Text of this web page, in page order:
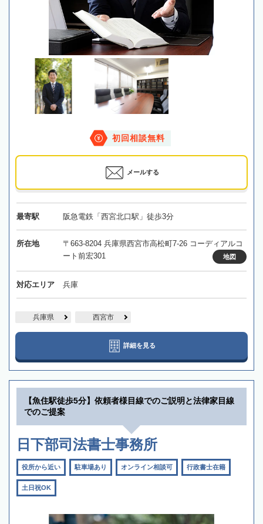
初回相談無料
メールする
最寄駅 阪急電鉄「西宮北口駅」徒歩3分
所在地
〒663-8204 兵庫県西宮市高松町7-26 コーディアルコ
ート前宏301
地図
対応エリア 兵庫
兵庫県 西宮市
詳細を見る
【魚住駅徒歩5分】依頼者様目線でのご説明と法律家目線
でのご提案
日下部司法書士事務所
役所から近い 駐車場あり オンライン相談可 行政書士在籍
土日祝OK